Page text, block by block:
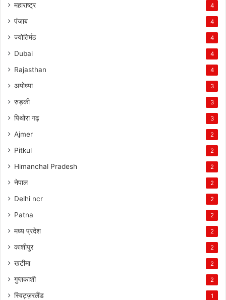
महाराष्ट्र 4
पंजाब 4
ज्योतिर्मठ 4
Dubai 4
Rajasthan 4
अयोध्या 3
रुड़की 3
पिथोरा गढ़ 3
Ajmer 2
Pitkul 2
Himanchal Pradesh 2
नेपाल 2
Delhi ncr 2
Patna 2
मध्य प्रदेश 2
काशीपुर 2
खटीमा 2
गुप्तकाशी 2
स्विट्ज़रलैंड 1